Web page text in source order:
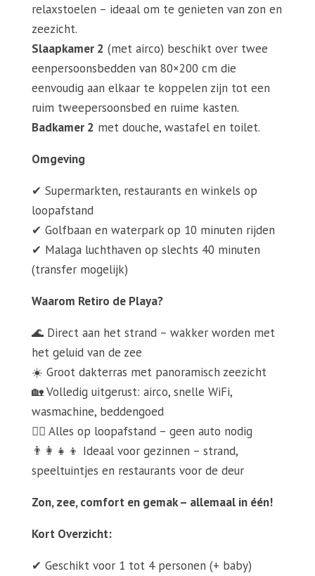
relaxstoelen – ideaal om te genieten van zon en
zeezicht.
Slaapkamer 2 (met airco) beschikt over twee
eenpersoonsbedden van 80×200 cm die
eenvoudig aan elkaar te koppelen zijn tot een
ruim tweepersoonsbed en ruime kasten.
Badkamer 2 met douche, wastafel en toilet.
Omgeving
✔ Supermarkten, restaurants en winkels op
loopafstand
✔ Golfbaan en waterpark op 10 minuten rijden
✔ Malaga luchthaven op slechts 40 minuten
(transfer mogelijk)
Waarom Retiro de Playa?
🌊 Direct aan het strand – wakker worden met
het geluid van de zee
☀️ Groot dakterras met panoramisch zeezicht
🏡 Volledig uitgerust: airco, snelle WiFi,
wasmachine, beddengoed
🚶‍♀️ Alles op loopafstand – geen auto nodig
👨‍👩‍👧‍👦 Ideaal voor gezinnen – strand,
speeltuintjes en restaurants voor de deur
Zon, zee, comfort en gemak – allemaal in één!
Kort Overzicht:
✔ Geschikt voor 1 tot 4 personen (+ baby)